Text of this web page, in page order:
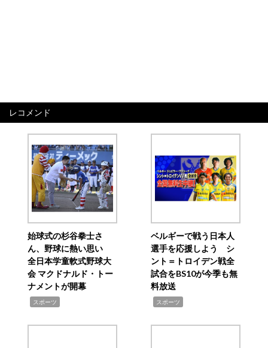
レコメンド
始球式の杉谷拳士さ
ん、野球に熱い思い
全日本学童軟式野球大
会 マクドナルド・トー
ナメントが開幕
スポーツ
ベルギーで戦う日本人
選手を応援しよう シ
ント＝トロイデン戦全
試合をBS10が今季も無
料放送
スポーツ